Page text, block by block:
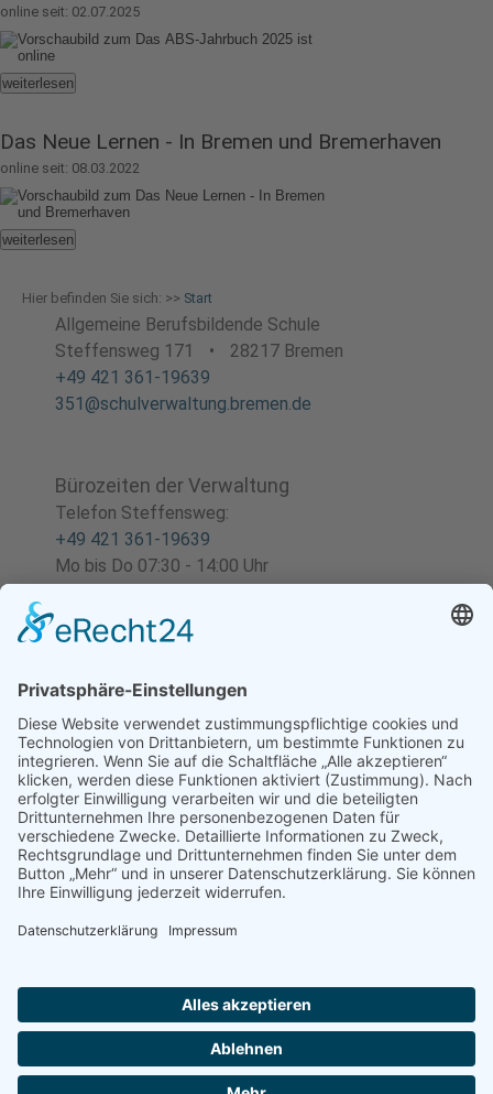
online seit: 02.07.2025
weiterlesen
Das Neue Lernen - In Bremen und Bremerhaven
online seit: 08.03.2022
weiterlesen
Hier befinden Sie sich: >> Start
Allgemeine Berufsbildende Schule
Steffensweg 171
•
28217 Bremen
+49 421 361-19639
351@schulverwaltung.bremen.de
Bürozeiten der Verwaltung
Telefon Steffensweg:
+49 421 361-19639
Mo bis Do 07:30 - 14:00 Uhr
Telefon Theodor-Billroth-Str.
Mo - Fr 07:30 - 13:00 Uhr
Telefon Valckenburghstr.
+49 421 361-19651
Verw. zur Zeit nicht besetzt
Ausbildungs- u. Studienplatzsuche:
2026 • abs-bremen.de